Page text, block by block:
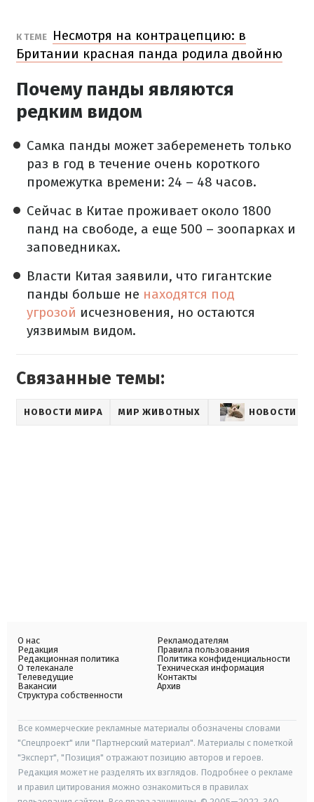
К ТЕМЕ
Несмотря на контрацепцию: в
Британии красная панда родила двойню
Почему панды являются
редким видом
Самка панды может забеременеть только
раз в год в течение очень короткого
промежутка времени: 24 – 48 часов.
Сейчас в Китае проживает около 1800
панд на свободе, а еще 500 – зоопарках и
заповедниках.
Власти Китая заявили, что гигантские
панды больше не находятся под
угрозой исчезновения, но остаются
уязвимым видом.
Связанные темы:
НОВОСТИ МИРА МИР ЖИВОТНЫХ НОВОСТИ О
О нас
Редакция
Редакционная политика
О телеканале
Телеведущие
Вакансии
Структура собственности
Рекламодателям
Правила пользования
Политика конфиденциальности
Техническая информация
Контакты
Архив
Все коммерческие рекламные материалы обозначены словами
"Спецпроект" или "Партнерский материал". Материалы с пометкой
"Эксперт", "Позиция" отражают позицию авторов и героев.
Редакция может не разделять их взглядов. Подробнее о рекламе
и правил цитирования можно ознакомиться в правилах